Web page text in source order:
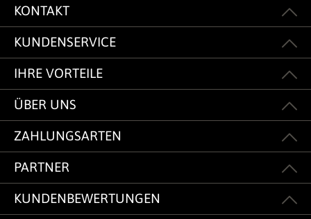
KONTAKT
KUNDENSERVICE
IHRE VORTEILE
ÜBER UNS
ZAHLUNGSARTEN
PARTNER
KUNDENBEWERTUNGEN